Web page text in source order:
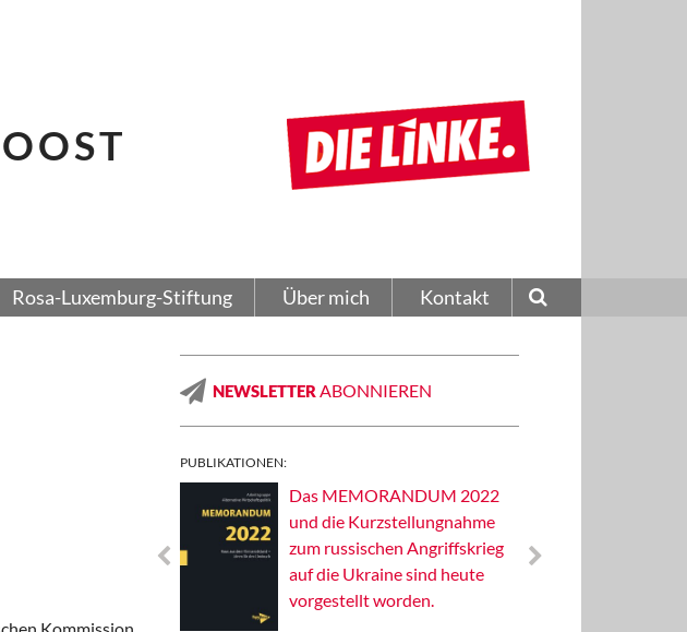
Rosa-Luxemburg-Stiftung Über mich Kontakt
NEWSLETTER ABONNIEREN
PUBLIKATIONEN:
EUropa -
Das MEMORANDUM 2022
und die Kurzstellungnahme
zum russischen Angriffskrieg
auf die Ukraine sind heute
vorgestellt worden.